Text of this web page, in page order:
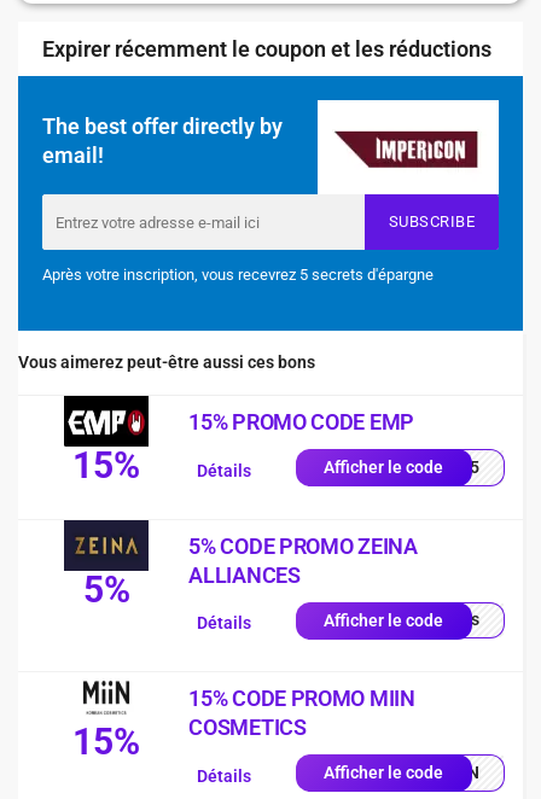
Expirer récemment le coupon et les réductions
The best offer directly by
email!
SUBSCRIBE
Après votre inscription, vous recevrez 5 secrets d'épargne
Vous aimerez peut-être aussi ces bons
15%
15% PROMO CODE EMP
Afficher le codees15
Détails
5%
5% CODE PROMO ZEINA
ALLIANCES
Afficher le codequis
Détails
15%
15% CODE PROMO MIIN
COSMETICS
Afficher le codeMIIN
Détails